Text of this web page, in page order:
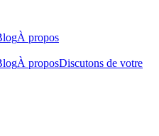
À propos
À proposDiscutons de votre